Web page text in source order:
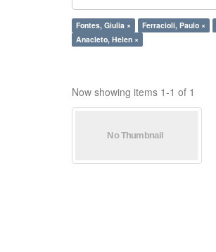
Fontes, Giulia × Ferracioli, Paulo ×
Anacleto, Helen ×
Now showing items 1-1 of 1